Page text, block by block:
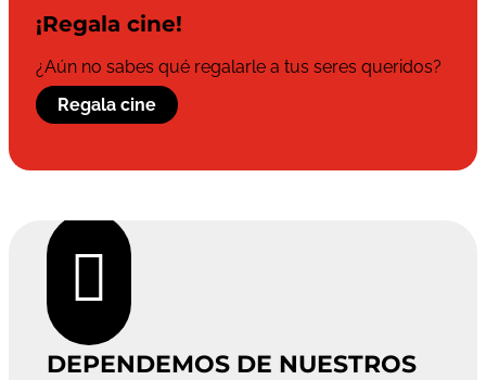
¡Regala cine!
¿Aún no sabes qué regalarle a tus seres queridos?
Regala cine

DEPENDEMOS DE NUESTROS